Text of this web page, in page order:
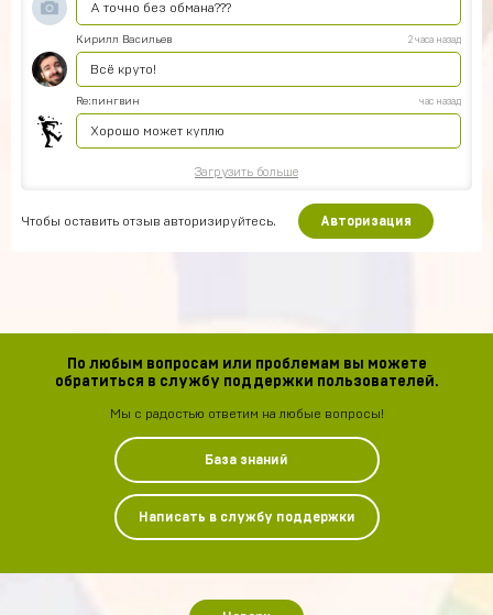
А точно без обмана???
Кирилл Васильев 2 часа назад
Всё круто!
Re:пингвин час назад
Хорошо может куплю
Загрузить больше
Чтобы оставить отзыв авторизируйтесь. Авторизация
По любым вопросам или проблемам вы можете
обратиться в службу поддержки пользователей.
Мы с радостью ответим на любые вопросы!
База знаний
Написать в службу поддержки